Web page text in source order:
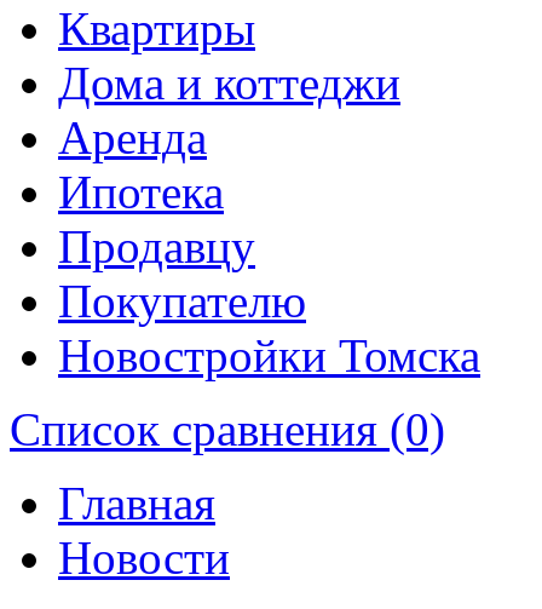
Квартиры
Дома и коттеджи
Аренда
Ипотека
Продавцу
Покупателю
Новостройки Томска
Список сравнения (0)
Главная
Новости